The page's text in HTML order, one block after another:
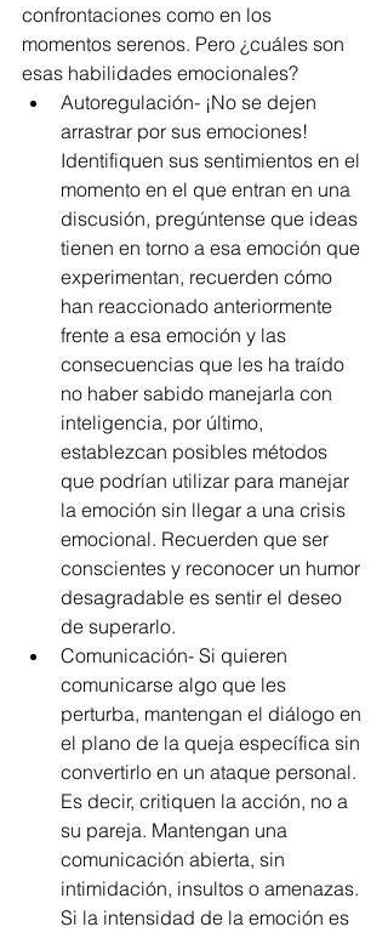
confrontaciones como en los
momentos serenos. Pero ¿cuáles son
esas habilidades emocionales?
Autoregulación- ¡No se dejen
arrastrar por sus emociones!
Identifiquen sus sentimientos en el
momento en el que entran en una
discusión, pregúntense que ideas
tienen en torno a esa emoción que
experimentan, recuerden cómo
han reaccionado anteriormente
frente a esa emoción y las
consecuencias que les ha traído
no haber sabido manejarla con
inteligencia, por último,
establezcan posibles métodos
que podrían utilizar para manejar
la emoción sin llegar a una crisis
emocional. Recuerden que ser
conscientes y reconocer un humor
desagradable es sentir el deseo
de superarlo.
Comunicación- Si quieren
comunicarse algo que les
perturba, mantengan el diálogo en
el plano de la queja específica sin
convertirlo en un ataque personal.
Es decir, critiquen la acción, no a
su pareja. Mantengan una
comunicación abierta, sin
intimidación, insultos o amenazas.
Si la intensidad de la emoción es